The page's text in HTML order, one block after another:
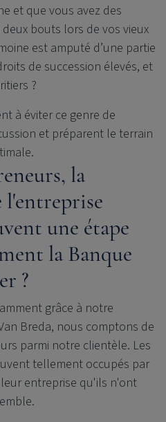
et que vous avez des
bouts lors de vos vieux
est amputé d’une partie
de succession élevés, et
?
à éviter ce genre de
et préparent le terrain
la
l'entreprise
une étape
la Banque
?
grâce à notre
Breda, nous comptons de
parmi notre clientèle. Les
tellement occupés par
entreprise qu'ils n'ont